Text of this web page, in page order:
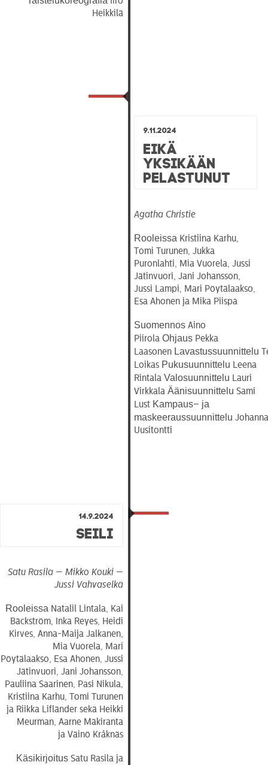
Heikkilä
9.11.2024
Eikä
yksikään
pelastunut
Agatha Christie
Rooleissa Kristiina Karhu,
Tomi Turunen, Jukka
Puronlahti, Mia Vuorela, Jussi
Jätinvuori, Jani Johansson,
Jussi Lampi, Mari Pöytälaakso,
Esa Ahonen ja Mika Piispa
SuomennosAino
Piirola OhjausPekka
Laasonen Lavastussuunnittelu
Loikas Pukusuunnittelu Leena
Rintala Valosuunnittelu Lauri
Virkkala Äänisuunnittelu Sami
Lust Kampaus– ja
maskeeraussuunnittelu Johanna
Uusitontti
14.9.2024
Seili
Satu Rasila — Mikko Kouki —
Jussi Vahvaselkä
Rooleissa Natalil Lintala, Kai
Bäckström, Inka Reyes, Heidi
Kirves, Anna-Maija Jalkanen,
Mia Vuorela, Mari
Pöytälaakso, Esa Ahonen, Jussi
Jätinvuori, Jani Johansson,
Pauliina Saarinen, Pasi Nikula,
Kristiina Karhu, Tomi Turunen
ja Riikka Lifländer sekä Heikki
Meurman, Aarne Mäkiranta
ja Väinö Kråknäs
KäsikirjoitusSatu Rasila ja